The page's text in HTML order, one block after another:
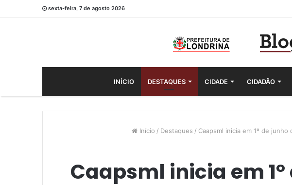
sexta-feira, 7 de agosto 2026
INÍCIO DESTAQUES CIDADE CIDADÃO
Início / Destaques / Caapsml inicia em 1º de
Caapsml inicia em